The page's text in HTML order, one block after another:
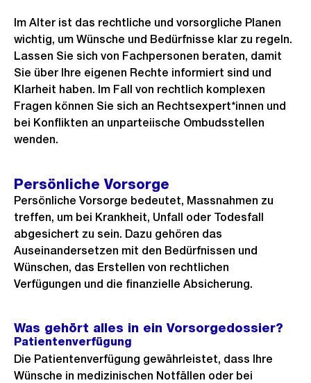
Im Alter ist das rechtliche und vorsorgliche Planen
wichtig, um Wünsche und Bedürfnisse klar zu regeln.
Lassen Sie sich von Fachpersonen beraten, damit
Sie über Ihre eigenen Rechte informiert sind und
Klarheit haben. Im Fall von rechtlich komplexen
Fragen können Sie sich an Rechtsexpert*innen und
bei Konflikten an unparteiische Ombudsstellen
wenden.
Persönliche Vorsorge
Persönliche Vorsorge bedeutet, Massnahmen zu
treffen, um bei Krankheit, Unfall oder Todesfall
abgesichert zu sein. Dazu gehören das
Auseinandersetzen mit den Bedürfnissen und
Wünschen, das Erstellen von rechtlichen
Verfügungen und die finanzielle Absicherung.
Was gehört alles in ein Vorsorgedossier?
Patientenverfügung
Die Patientenverfügung gewährleistet, dass Ihre
Wünsche in medizinischen Notfällen oder bei